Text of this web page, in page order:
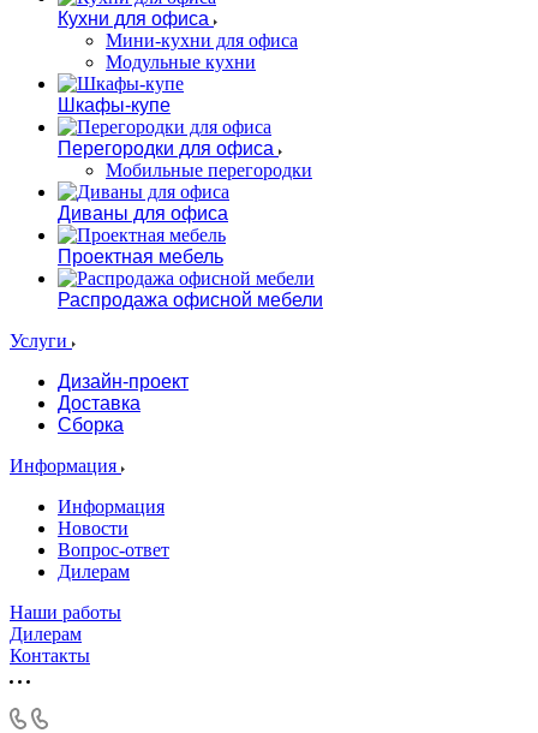
Кухни для офиса
Мини-кухни для офиса
Модульные кухни
Шкафы-купе
Перегородки для офиса
Мобильные перегородки
Диваны для офиса
Проектная мебель
Распродажа офисной мебели
Услуги
Дизайн-проект
Доставка
Сборка
Информация
Информация
Новости
Вопрос-ответ
Дилерам
Наши работы
Дилерам
Контакты